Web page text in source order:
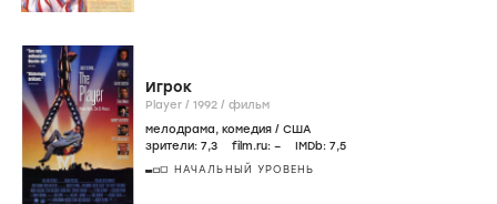
Игрок
Player / 1992 / фильм
мелодрама, комедия / США
зрители: 7,3 film.ru: – IMDb: 7,5
НАЧАЛЬНЫЙ УРОВЕНЬ